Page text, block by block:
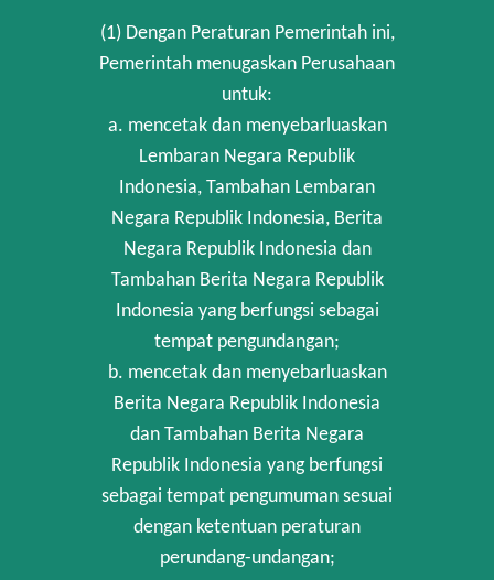
(1) Dengan Peraturan Pemerintah ini,
Pemerintah menugaskan Perusahaan
untuk:
a. mencetak dan menyebarluaskan
Lembaran Negara Republik
Indonesia, Tambahan Lembaran
Negara Republik Indonesia, Berita
Negara Republik Indonesia dan
Tambahan Berita Negara Republik
Indonesia yang berfungsi sebagai
tempat pengundangan;
b. mencetak dan menyebarluaskan
Berita Negara Republik Indonesia
dan Tambahan Berita Negara
Republik Indonesia yang berfungsi
sebagai tempat pengumuman sesuai
dengan ketentuan peraturan
perundang-undangan;